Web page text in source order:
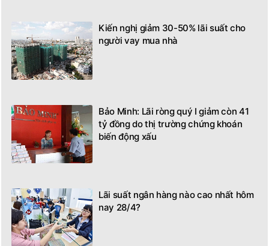
Kiến nghị giảm 30-50% lãi suất cho
người vay mua nhà
Bảo Minh: Lãi ròng quý I giảm còn 41
tỷ đồng do thị trường chứng khoán
biến động xấu
Lãi suất ngân hàng nào cao nhất hôm
nay 28/4?